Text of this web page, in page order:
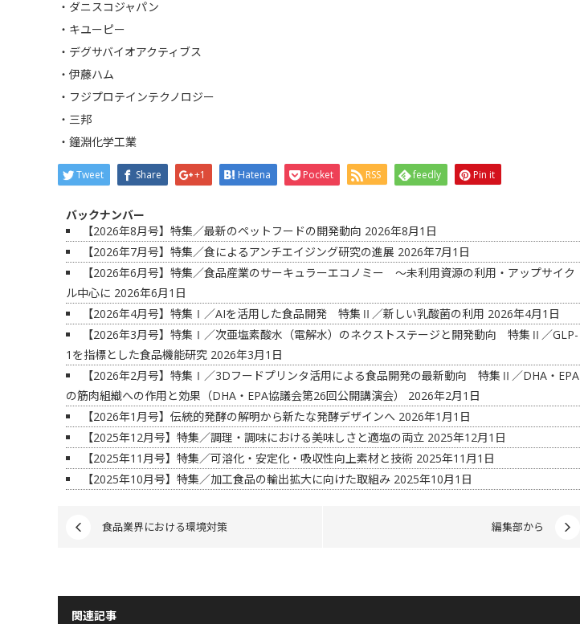
・ ダニスコジャパン
・ キユーピー
・ デグサバイオアクティブス
・伊藤ハム
・ フジプロテインテクノロジー
・三邦
・ 鐘淵化学工業
Tweet Share +1 Hatena Pocket RSS feedly Pin it
バックナンバー
【2026年8月号】特集／最新のペットフードの開発動向 2026年8月1日
【2026年7月号】特集／食によるアンチエイジング研究の進展 2026年7月1日
【2026年6月号】特集／食品産業のサーキュラーエコノミー ～未利用資源の利用・アップサイク
ル中心に 2026年6月1日
【2026年4月号】特集Ⅰ／AIを活用した食品開発 特集Ⅱ／新しい乳酸菌の利用 2026年4月1日
【2026年3月号】特集Ⅰ／次亜塩素酸水（電解水）のネクストステージと開発動向 特集Ⅱ／GLP-
1を指標とした食品機能研究 2026年3月1日
【2026年2月号】特集Ⅰ／3Dフードプリンタ活用による食品開発の最新動向 特集Ⅱ／DHA・EPA
の筋肉組織への作用と効果（DHA・EPA協議会第26回公開講演会）
2026年2月1日
【2026年1月号】伝統的発酵の解明から新たな発酵デザインへ 2026年1月1日
【2025年12月号】特集／調理・調味における美味しさと適塩の両立 2025年12月1日
【2025年11月号】特集／可溶化・安定化・吸収性向上素材と技術 2025年11月1日
【2025年10月号】特集／加工食品の輸出拡大に向けた取組み 2025年10月1日
食品業界における環境対策 編集部から
関連記事